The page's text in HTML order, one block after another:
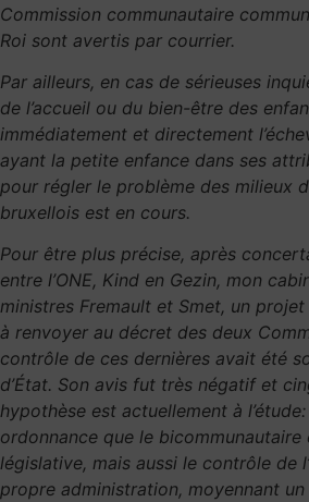
Commission communautaire
Roi sont avertis par courrier.
Par ailleurs, en cas de sérieuses
de l’accueil ou du bien-être des
immédiatement et directement
ayant la petite enfance dans ses
pour régler le problème des milieux
bruxellois est en cours.
Pour être plus précise, après
entre l’ONE, Kind en Gezin, mon
ministres Fremault et Smet, un projet
à renvoyer au décret des deux
contrôle de ces dernières avait été
d’État. Son avis fut très négatif et
hypothèse est actuellement à
ordonnance que le bicommunautaire
législative, mais aussi le contrôle de
propre administration, moyennant